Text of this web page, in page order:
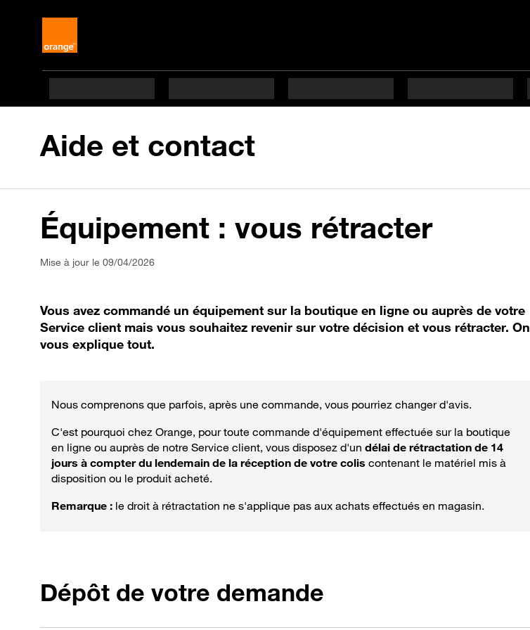
Aide et contact
Équipement : vous rétracter
Mise à jour le 09/04/2026
Vous avez commandé un équipement sur la boutique en ligne ou auprès de votre
Service client mais vous souhaitez revenir sur votre décision et vous rétracter. On
vous explique tout.
Nous comprenons que parfois, après une commande, vous pourriez changer d'avis.
C'est pourquoi chez Orange, pour toute commande d'équipement effectuée sur la boutique
en ligne ou auprès de notre Service client, vous disposez d'un délai de rétractation de 14
jours à compter du lendemain de la réception de votre colis contenant le matériel mis à
disposition ou le produit acheté.
Remarque : le droit à rétractation ne s'applique pas aux achats effectués en magasin.
Dépôt de votre demande